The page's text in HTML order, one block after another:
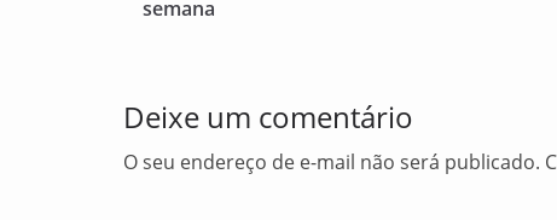
k
semana
Deixe um comentário
O seu endereço de e-mail não será publicado.